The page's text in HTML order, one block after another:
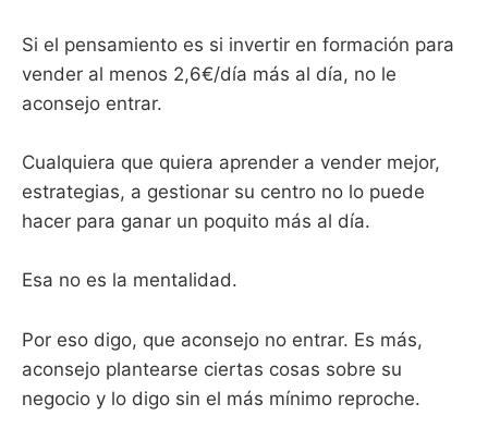
Si el pensamiento es si invertir en formación para
vender al menos 2,6€/día más al día, no le
aconsejo entrar.
Cualquiera que quiera aprender a vender mejor,
estrategias, a gestionar su centro no lo puede
hacer para ganar un poquito más al día.
Esa no es la mentalidad.
Por eso digo, que aconsejo no entrar. Es más,
aconsejo plantearse ciertas cosas sobre su
negocio y lo digo sin el más mínimo reproche.